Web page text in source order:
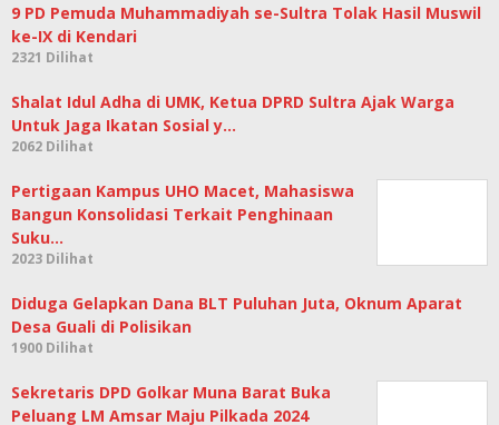
9 PD Pemuda Muhammadiyah se-Sultra Tolak Hasil Muswil
ke-IX di Kendari
2321 Dilihat
Shalat Idul Adha di UMK, Ketua DPRD Sultra Ajak Warga
Untuk Jaga Ikatan Sosial y…
2062 Dilihat
Pertigaan Kampus UHO Macet, Mahasiswa
Bangun Konsolidasi Terkait Penghinaan
Suku…
2023 Dilihat
Diduga Gelapkan Dana BLT Puluhan Juta, Oknum Aparat
Desa Guali di Polisikan
1900 Dilihat
Sekretaris DPD Golkar Muna Barat Buka
Peluang LM Amsar Maju Pilkada 2024